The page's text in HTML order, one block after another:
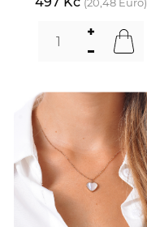
(20,48 Euro)